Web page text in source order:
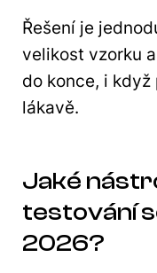
Řešení je
velikost vzorku
do konce, i
lákavě.
Jaké
testování
2026?